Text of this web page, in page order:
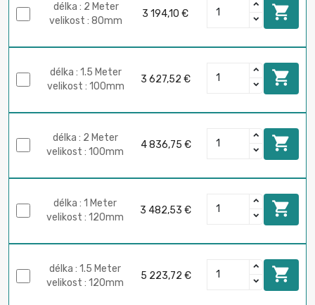
délka : 2 Meter
velikost : 80mm
3 194,10 € 
délka : 1.5 Meter
velikost : 100mm
3 627,52 € 
délka : 2 Meter
velikost : 100mm
4 836,75 € 
délka : 1 Meter
velikost : 120mm
3 482,53 € 
délka : 1.5 Meter
velikost : 120mm
5 223,72 € 